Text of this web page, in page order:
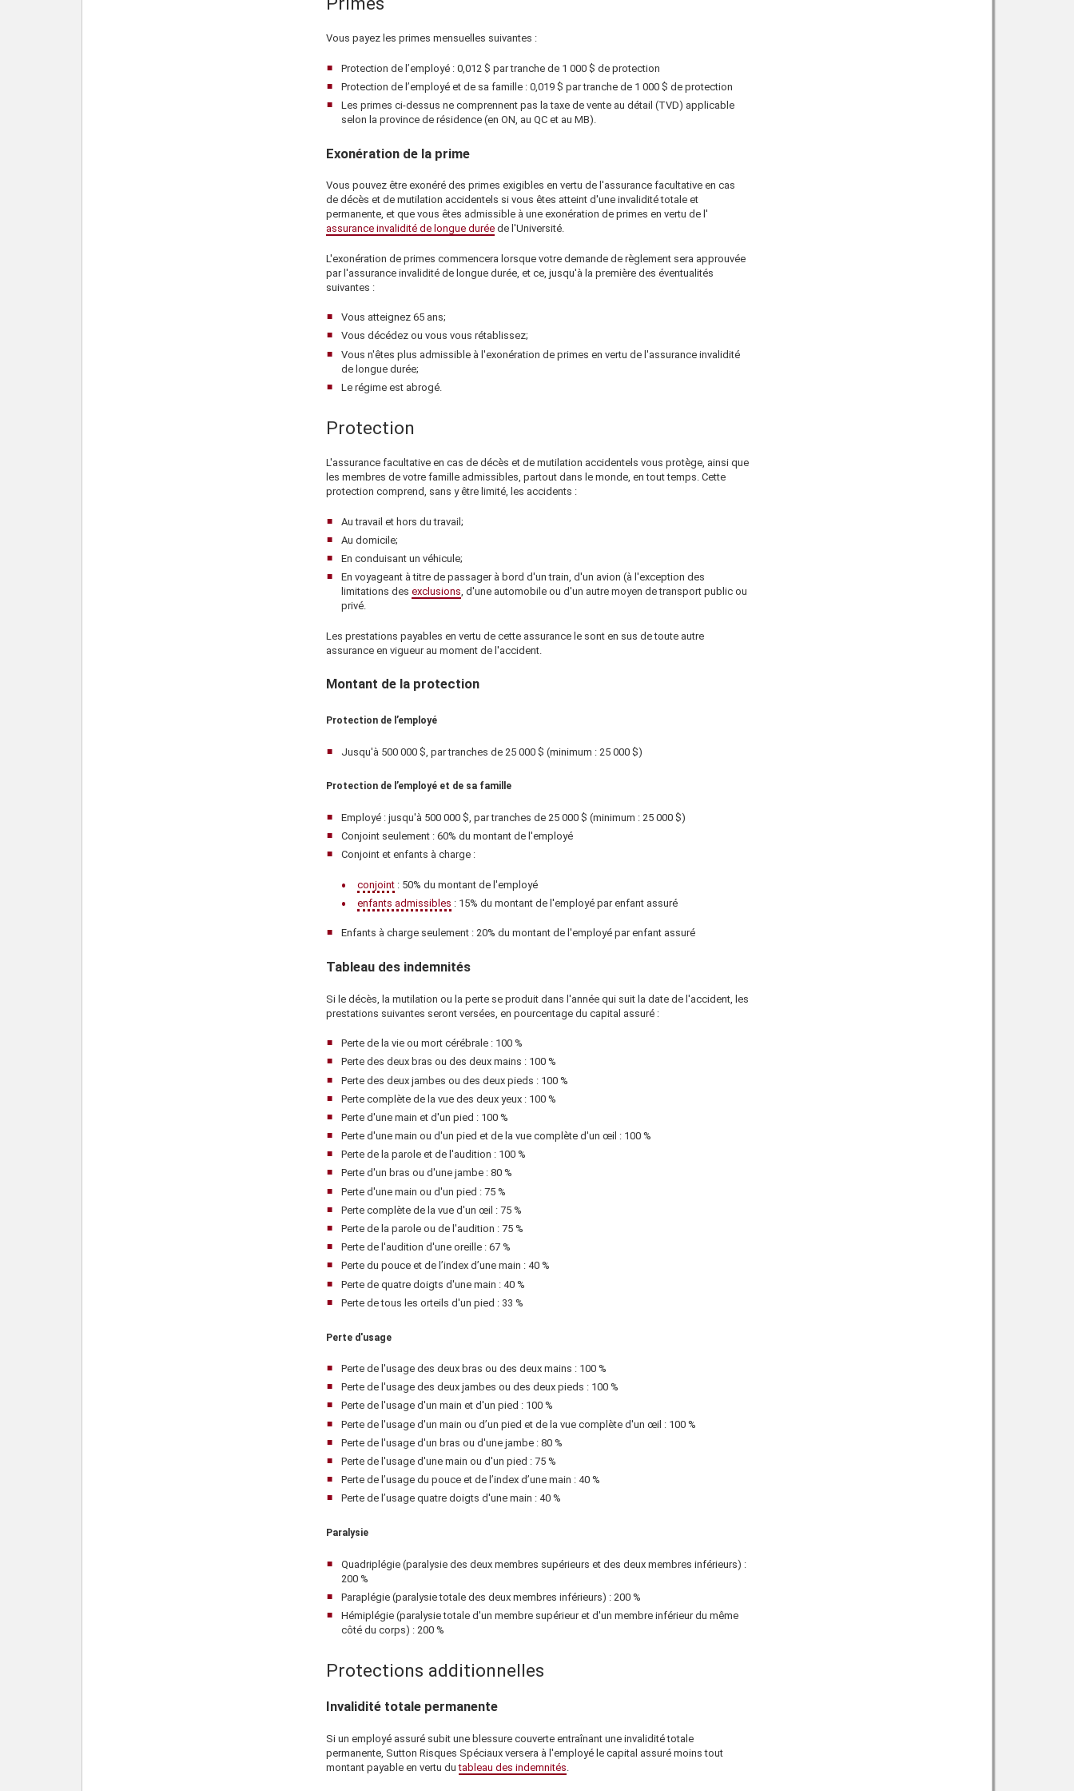
Vous payez les primes mensuelles suivantes :
Protection de l’employé : 0,012 $ par tranche de 1 000 $ de protection
Protection de l’employé et de sa famille : 0,019 $ par tranche de 1 000 $ de protection
Les primes ci-dessus ne comprennent pas la taxe de vente au détail (TVD) applicable
selon la province de résidence (en ON, au QC et au MB).
Exonération de la prime
Vous pouvez être exonéré des primes exigibles en vertu de l'assurance facultative en cas
de décès et de mutilation accidentels si vous êtes atteint d'une invalidité totale et
permanente, et que vous êtes admissible à une exonération de primes en vertu de l'
assurance invalidité de longue duréede l'Université.
L'exonération de primes commencera lorsque votre demande de règlement sera approuvée
par l'assurance invalidité de longue durée, et ce, jusqu'à la première des éventualités
suivantes :
Vous atteignez 65 ans;
Vous décédez ou vous vous rétablissez;
Vous n'êtes plus admissible à l'exonération de primes en vertu de l'assurance invalidité
de longue durée;
Le régime est abrogé.
Protection
L'assurance facultative en cas de décès et de mutilation accidentels vous protège, ainsi que
les membres de votre famille admissibles, partout dans le monde, en tout temps. Cette
protection comprend, sans y être limité, les accidents :
Au travail et hors du travail;
Au domicile;
En conduisant un véhicule;
En voyageant à titre de passager à bord d'un train, d'un avion (à l'exception des
limitations des exclusions, d'une automobile ou d'un autre moyen de transport public ou
privé.
Les prestations payables en vertu de cette assurance le sont en sus de toute autre
assurance en vigueur au moment de l'accident.
Montant de la protection
Protection de l’employé
Jusqu'à 500 000 $ , par tranches de 25 000 $ (minimum : 25 000 $)
Protection de l’employé et de sa famille
Employé : jusqu'à 500 000 $ , par tranches de 25 000 $ (minimum : 25 000 $)
Conjoint seulement : 60% du montant de l'employé
Conjoint et enfants à charge :
conjoint: 50% du montant de l'employé
enfants admissibles : 15% du montant de l'employé par enfant assuré
Enfants à charge seulement : 20% du montant de l'employé par enfant assuré
Tableau des indemnités
Si le décès, la mutilation ou la perte se produit dans l'année qui suit la date de l'accident, les
prestations suivantes seront versées, en pourcentage du capital assuré :
Perte de la vie ou mort cérébrale : 100 %
Perte des deux bras ou des deux mains : 100 %
Perte des deux jambes ou des deux pieds : 100 %
Perte complète de la vue des deux yeux : 100 %
Perte d'une main et d'un pied : 100 %
Perte d'une main ou d'un pied et de la vue complète d'un œil : 100 %
Perte de la parole et de l'audition : 100 %
Perte d'un bras ou d'une jambe : 80 %
Perte d'une main ou d'un pied : 75 %
Perte complète de la vue d'un œil : 75 %
Perte de la parole ou de l'audition : 75 %
Perte de l'audition d'une oreille : 67 %
Perte du pouce et de l’index d’une main : 40 %
Perte de quatre doigts d'une main : 40 %
Perte de tous les orteils d'un pied : 33 %
Perte d'usage
Perte de l'usage des deux bras ou des deux mains : 100 %
Perte de l'usage des deux jambes ou des deux pieds : 100 %
Perte de l'usage d'un main et d'un pied : 100 %
Perte de l'usage d'un main ou d’un pied et de la vue complète d'un œil : 100 %
Perte de l'usage d'un bras ou d'une jambe : 80 %
Perte de l'usage d'une main ou d'un pied : 75 %
Perte de l’usage du pouce et de l’index d’une main : 40 %
Perte de l’usage quatre doigts d'une main : 40 %
Paralysie
Quadriplégie (paralysie des deux membres supérieurs et des deux membres inférieurs) :
200 %
Paraplégie (paralysie totale des deux membres inférieurs) : 200 %
Hémiplégie (paralysie totale d'un membre supérieur et d'un membre inférieur du même
côté du corps) : 200 %
Protections additionnelles
Invalidité totale permanente
Si un employé assuré subit une blessure couverte entraînant une invalidité totale
permanente, Sutton Risques Spéciauxversera à l'employé le capital assuré moins tout
montant payable en vertu dutableau des indemnités